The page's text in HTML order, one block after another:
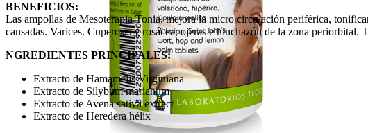
BENEFICIOS:
Las ampollas de Mesoterapia Tonia, mejora la micro circulación periférica,
cansadas. Varices. Cuperosis y rosácea, ojeras e hinchazón de la zona periorbital.
NGREDIENTES PRINCIPALES:
Extracto de Hamamelis Virginiana
Extracto de Silybum marianum
Extracto de Avena sativa extract
Extracto de Heredera hélix